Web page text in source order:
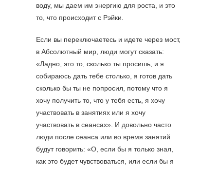
воду, мы даем им энергию для роста, и это
то, что происходит с Рэйки.
Если вы переключаетесь и идете через мост,
в Абсолютный мир, люди могут сказать:
«Ладно, это то, сколько ты просишь, и я
собираюсь дать тебе столько, я готов дать
сколько бы ты не попросил, потому что я
хочу получить то, что у тебя есть, я хочу
участвовать в занятиях или я хочу
участвовать в сеансах». И довольно часто
люди после сеанса или во время занятий
будут говорить: «О, если бы я только знал,
как это будет чувствоваться, или если бы я